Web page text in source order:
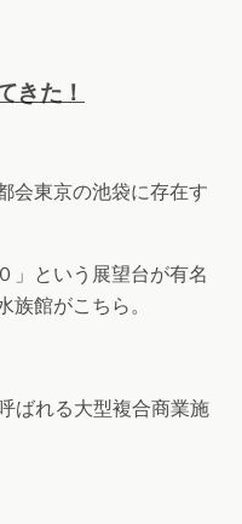
きた！
会東京の池袋に存在す
」という展望台が有名
族館がこちら。
ばれる大型複合商業施